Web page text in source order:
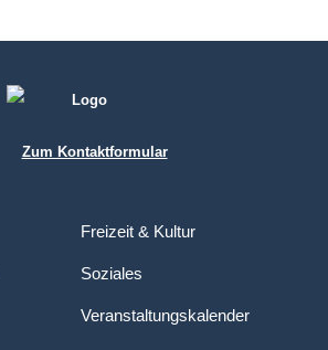
Zum Kontaktformular
Freizeit & Kultur
Soziales
Veranstaltungskalender